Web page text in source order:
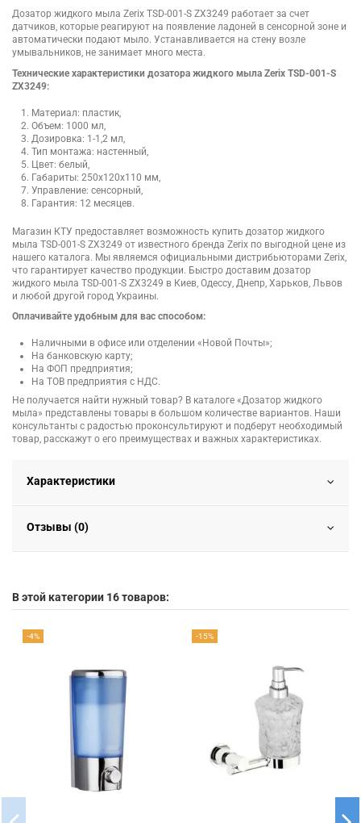
Дозатор жидкого мыла Zerix TSD-001-S ZX3249 работает за счет
датчиков, которые реагируют на появление ладоней в сенсорной зоне и
автоматически подают мыло. Устанавливается на стену возле
умывальников, не занимает много места.
Технические характеристики дозатора жидкого мыла Zerix TSD-001-S
ZX3249:
Материал: пластик,
Объем: 1000 мл,
Дозировка: 1-1,2 мл,
Тип монтажа: настенный,
Цвет: белый,
Габариты: 250х120х110 мм,
Управление: сенсорный,
Гарантия: 12 месяцев.
Магазин КТУ предоставляет возможность купить дозатор жидкого
мыла TSD-001-S ZX3249 от известного бренда Zerix по выгодной цене из
нашего каталога. Мы являемся официальными дистрибьюторами Zerix,
что гарантирует качество продукции. Быстро доставим дозатор
жидкого мыла TSD-001-S ZX3249 в Киев, Одессу, Днепр, Харьков, Львов
и любой другой город Украины.
Оплачивайте удобным для вас способом:
Наличными в офисе или отделении «Новой Почты»;
На банковскую карту;
На ФОП предприятия;
На ТОВ предприятия с НДС.
Не получается найти нужный товар? В каталоге «Дозатор жидкого
мыла» представлены товары в большом количестве вариантов. Наши
консультанты с радостью проконсультируют и подберут необходимый
товар, расскажут о его преимуществах и важных характеристиках.
Характеристики
Отзывы (0)
В этой категории 16 товаров:
-4% -15%